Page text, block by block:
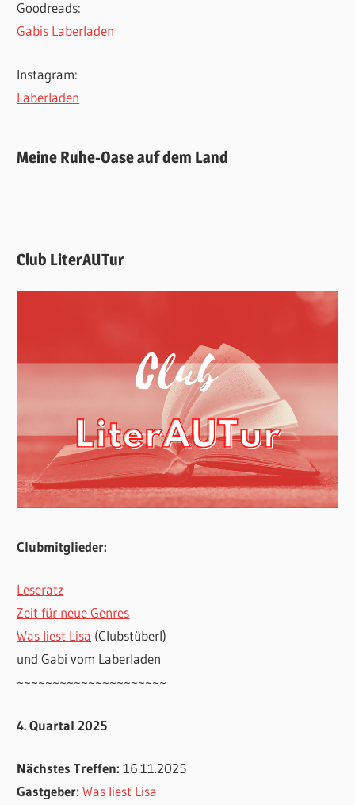
Goodreads:
Gabis Laberladen
Instagram:
Laberladen
Meine Ruhe-Oase auf dem Land
Club LiterAUTur
Clubmitglieder:
Leseratz
Zeit für neue Genres
Was liest Lisa (Clubstüberl)
und Gabi vom Laberladen
~~~~~~~~~~~~~~~~~~~~~
4. Quartal 2025
Nächstes Treffen:16.11.2025
Gastgeber:Was liest Lisa